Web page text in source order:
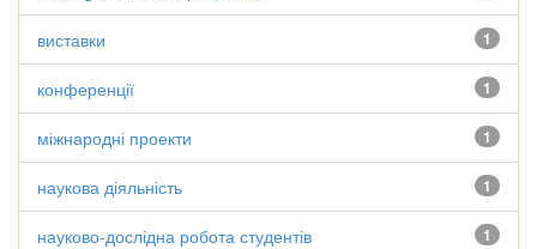
1
виставки
1
конференції
1
міжнародні проекти
1
наукова діяльність
1
науково-дослідна робота студентів